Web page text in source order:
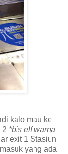
kalo mau ke
2 *bis elf warna
exit 1 Stasiun
yang ada